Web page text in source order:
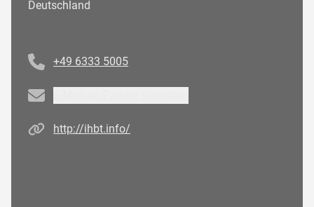
Deutschland
+49 6333 5005
Email
Homepagehttp://ihbt.info/